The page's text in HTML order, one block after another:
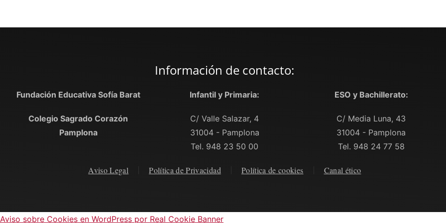
Información de contacto:
Fundación Educativa Sofía Barat
Colegio Sagrado Corazón
Pamplona
Infantil y Primaria:
C/ Valle Salazar, 4
31004 - Pamplona
Tel. 948 23 50 00
ESO y Bachillerato:
C/ Media Luna, 43
31004 - Pamplona
Tel. 948 24 77 58
Aviso Legal Política de Privacidad Política de cookies Canal ético
Aviso sobre Cookies en WordPress por Real Cookie Banner